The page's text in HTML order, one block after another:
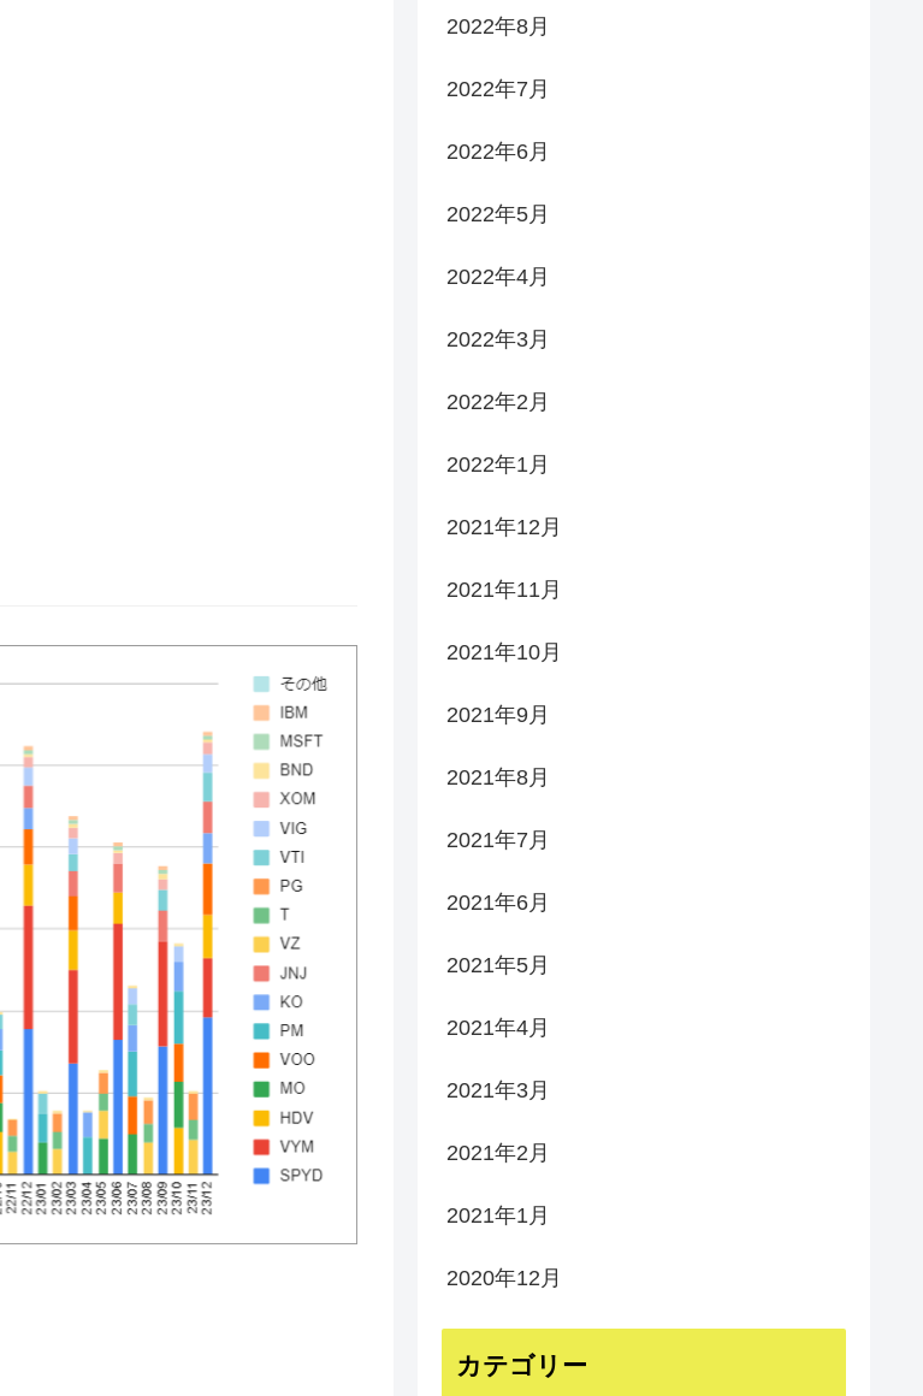
2022年8月
2022年7月
2022年6月
2022年5月
2022年4月
2022年3月
2022年2月
2022年1月
2021年12月
2021年11月
2021年10月
2021年9月
2021年8月
2021年7月
2021年6月
2021年5月
2021年4月
2021年3月
2021年2月
2021年1月
2020年12月
カテゴリー